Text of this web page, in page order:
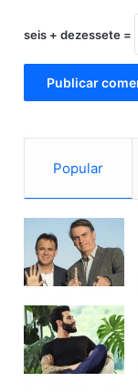
seis + dezessete =
Popular